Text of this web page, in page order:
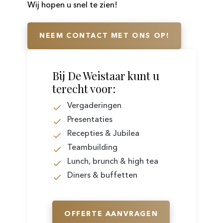
​Wij hopen u snel te zien!
NEEM CONTACT MET ONS OP!
​Bij De Weistaar kunt u
terecht voor:
Vergaderingen
Presentaties
Recepties & Jubilea
Teambuilding
Lunch, brunch & high tea
Diners & buffetten
OFFERTE AANVRAGEN